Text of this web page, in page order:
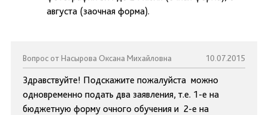
августа (заочная форма).
Вопрос от Насырова Оксана Михайловна 10.07.2015
Здравствуйте! Подскажите пожалуйста можно
одновременно подать два заявления, т.е. 1-е на
бюджетную форму очного обучения и 2-е на